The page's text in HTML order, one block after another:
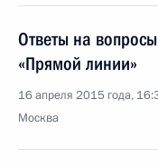
Ответы на
«Прямой линии»
16 апреля 2015 года,
Москва